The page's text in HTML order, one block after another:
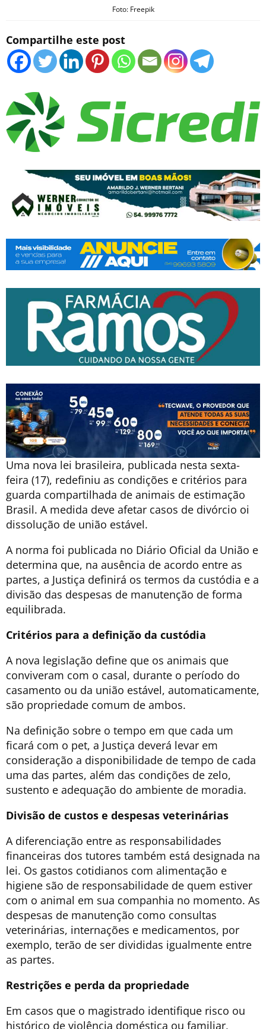
Foto: Freepik
Compartilhe este post
Uma nova lei brasileira, publicada nesta sexta-
feira (17), redefiniu as condições e critérios para
guarda compartilhada de animais de estimação
Brasil. A medida deve afetar casos de divórcio oi
dissolução de união estável.
A norma foi publicada no Diário Oficial da União e
determina que, na ausência de acordo entre as
partes, a Justiça definirá os termos da custódia e a
divisão das despesas de manutenção de forma
equilibrada.
Critérios para a definição da custódia
A nova legislação define que os animais que
conviveram com o casal, durante o período do
casamento ou da união estável, automaticamente,
são propriedade comum de ambos.
Na definição sobre o tempo em que cada um
ficará com o pet, a Justiça deverá levar em
consideração a disponibilidade de tempo de cada
uma das partes, além das condições de zelo,
sustento e adequação do ambiente de moradia.
Divisão de custos e despesas veterinárias
A diferenciação entre as responsabilidades
financeiras dos tutores também está designada na
lei. Os gastos cotidianos com alimentação e
higiene são de responsabilidade de quem estiver
com o animal em sua companhia no momento. As
despesas de manutenção como consultas
veterinárias, internações e medicamentos, por
exemplo, terão de ser divididas igualmente entre
as partes.
Restrições e perda da propriedade
Em casos que o magistrado identifique risco ou
histórico de violência doméstica ou familiar,